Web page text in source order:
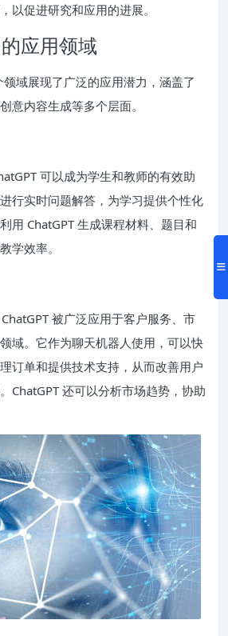
以促进研究和应用的进展。
应用领域
领域展现了广泛的应用潜力，涵盖了
意内容生成等多个层面。
可以成为学生和教师的有效助
行实时问题解答，为学习提供个性化
用 ChatGPT 生成课程材料、题目和
学效率。
被广泛应用于客户服务、市
域。它作为聊天机器人使用，可以快
订单和提供技术支持，从而改善用户
ChatGPT 还可以分析市场趋势，协助